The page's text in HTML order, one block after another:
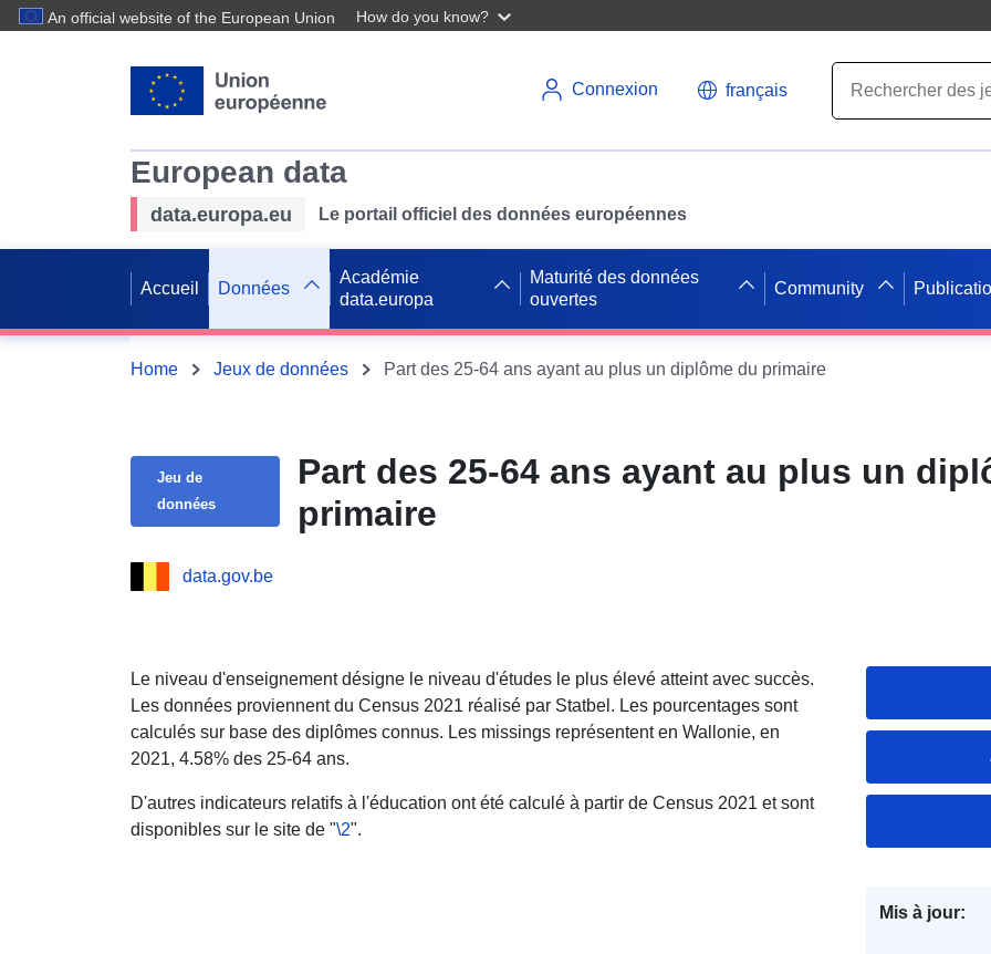
An official website of the European Union How do you know?
Connexion français
European data
data.europa.eu Le portail officiel des données européennes
Accueil Données
Académie
data.europa
Maturité des données
ouvertes
Community
Home Jeux de données Part des 25-64 ans ayant au plus un diplôme du primaire
Jeu de
données
Part des 25-64 ans ayant au plus un
primaire
data.gov.be
Le niveau d'enseignement désigne le niveau d'études le plus élevé atteint avec succès.
Les données proviennent du Census 2021 réalisé par Statbel. Les pourcentages sont
calculés sur base des diplômes connus. Les missings représentent en Wallonie, en
2021, 4.58% des 25-64 ans.
D'autres indicateurs relatifs à l'éducation ont été calculé à partir de Census 2021 et sont
disponibles sur le site de "\2".
Mis à jour: